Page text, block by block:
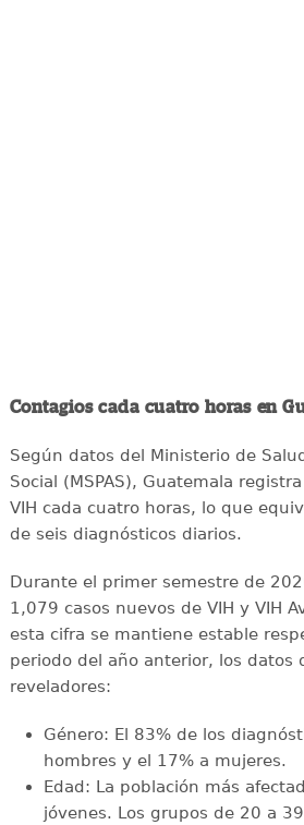
Contagios cada cuatro horas en
Según datos del Ministerio de
Social (MSPAS), Guatemala
VIH cada cuatro horas, lo que
de seis diagnósticos diarios.
Durante el primer semestre de
1,079 casos nuevos de VIH y VIH
esta cifra se mantiene estable
periodo del año anterior, los datos
reveladores:
Género: El 83% de los
hombres y el 17% a mujeres.
Edad: La población más
jóvenes. Los grupos de 20 a